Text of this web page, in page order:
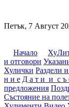
Петък, 7 Август
Начало
и отговори
Хулички Раздели
н и е Д а т и и с ъ
предложения
Състояние на